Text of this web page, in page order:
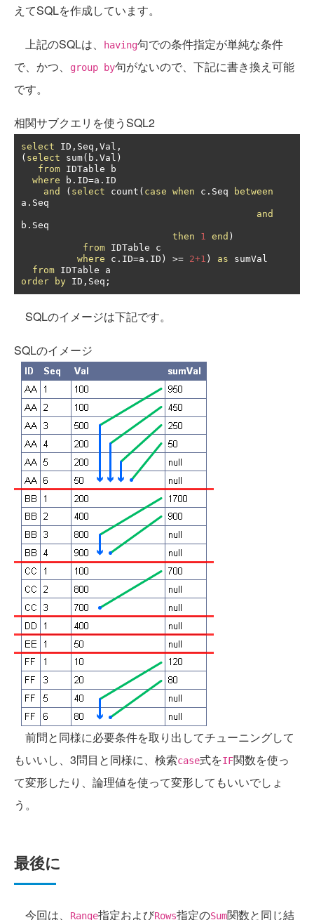
えてSQLを作成しています。
上記のSQLは、 having句での条件指定が単純な条件
で、かつ、
group by句がないので、下記に書き換え可能
です。
相関サブクエリを使うSQL2
select ID , Seq , Val ,
( select sum( b . Val )
from IDTable b
where b . ID=a . ID
and
( select count ( case when c . Seq
between
a . Seq
and
b . Seq
then
1 end )
from IDTable c
where c . ID=a . ID ) >= 2+1 ) as sumVal
from
order
by ID , Seq ;
SQLのイメージは下記です。
SQLのイメージ
前問と同様に必要条件を取り出してチューニングして
もいいし、3問目と同様に、検索case式をIF関数を使っ
て変形したり、論理値を使って変形してもいいでしょ
う。
最後に
今回は、 Range指定およびRows指定のSum関数と同じ結